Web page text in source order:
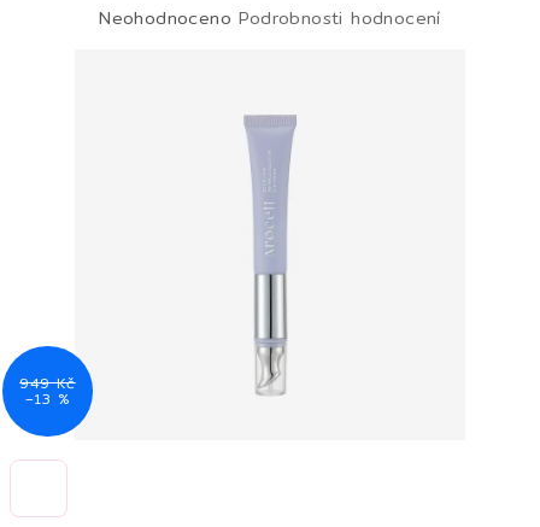
Průměrné
Neohodnoceno Podrobnosti hodnocení
949 Kč
–13 %